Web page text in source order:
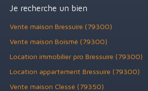
Je recherche un bien
Vente maison Bressuire (79300)
Vente maison Boismé (79300)
Location immobilier pro Bressuire (79300)
Location appartement Bressuire (79300)
Vente maison Clessé (79350)